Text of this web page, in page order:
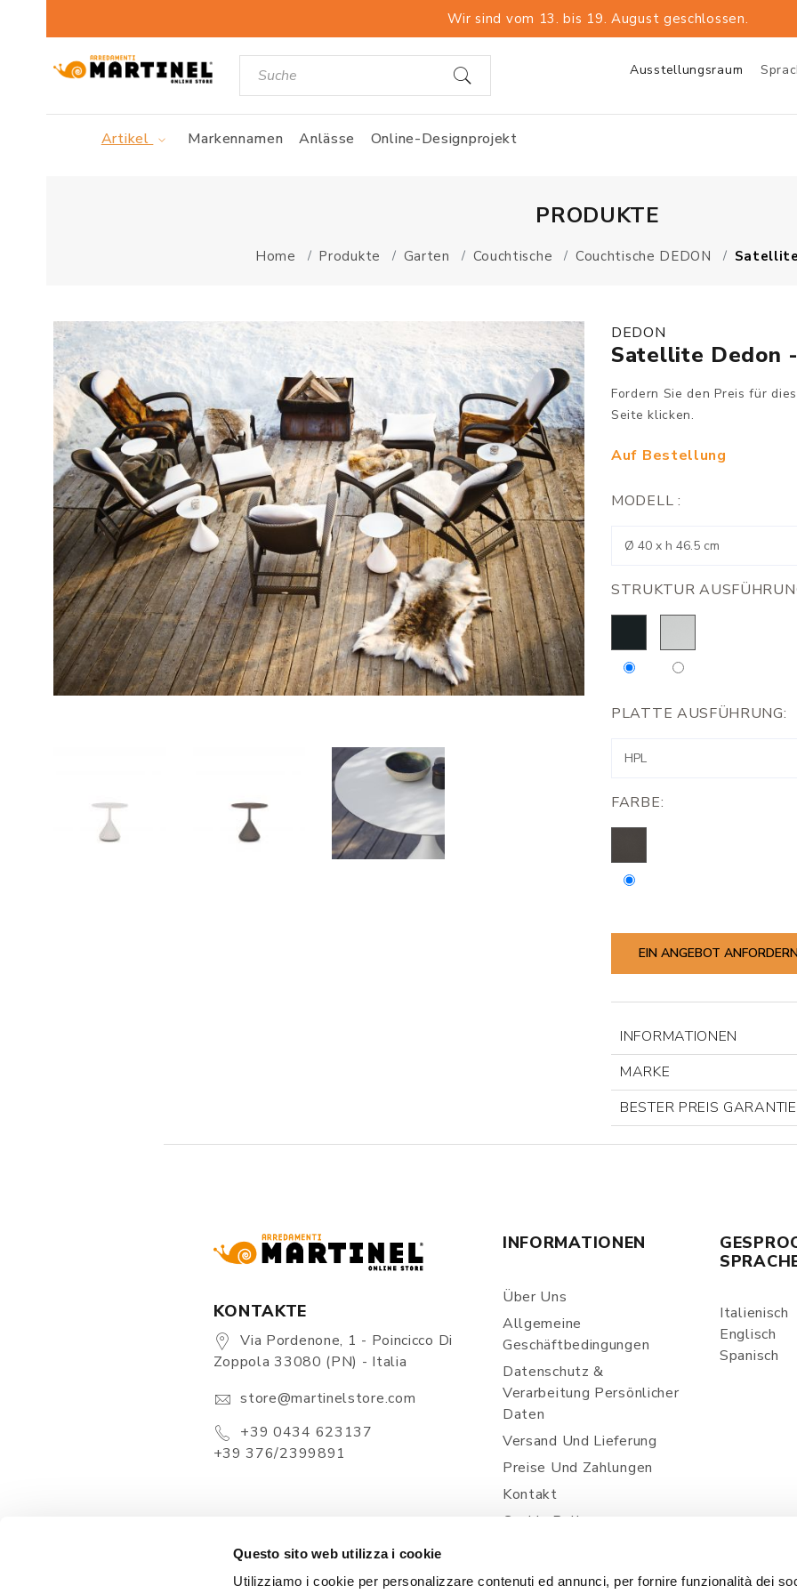
Questo sito web utilizza i cookie
Utilizziamo i cookie per personalizzare contenuti ed annunci, per fornire funzionalità dei
Wir sind vom 13. bis 19. August geschlossen.
Ausstellungsraum
Artikel Markennamen Anlässe Online-Designprojekt
PRODUKTE
Home Produkte Garten Couchtische Couchtische DEDON
DEDON
Satellite Dedon
Fordern Sie den Preis für
Seite klicken.
Auf Bestellung
MODELL :
STRUKTUR
PLATTE AUSFÜHRUNG:
FARBE:
EIN ANGEBOT
INFORMATIONEN
MARKE
BESTER PREIS
KONTAKTE
Via Pordenone, 1 - Poincicco Di
Zoppola 33080 (PN) - Italia
store@martinelstore.com
+39 0434 623137
+39 376/2399891
INFORMATIONEN
Über Uns
Allgemeine
Geschäftbedingungen
Datenschutz &
Verarbeitung Persönlicher
Daten
Versand Und Lieferung
Preise Und Zahlungen
Kontakt
Cookie Policy
Italienisch
Englisch
Spanisch